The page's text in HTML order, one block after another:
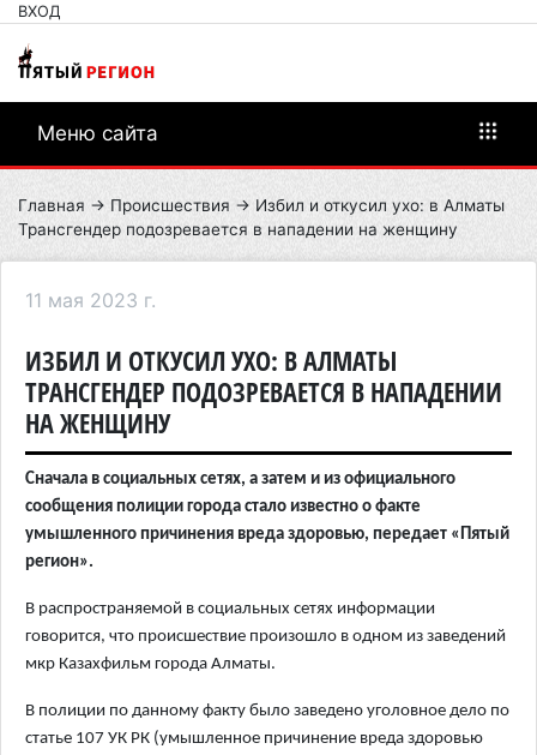
ВХОД
Меню сайта
Главная → Происшествия → Избил и откусил ухо: в Алматы
Трансгендер подозревается в нападении на женщину
11 мая 2023 г.
ИЗБИЛ И ОТКУСИЛ УХО: В АЛМАТЫ
ТРАНСГЕНДЕР ПОДОЗРЕВАЕТСЯ В НАПАДЕНИИ
НА ЖЕНЩИНУ
Сначала в социальных сетях, а затем и из официального
сообщения полиции города стало известно о факте
умышленного причинения вреда здоровью, передает «Пятый
регион».
В распространяемой в социальных сетях информации
говорится, что происшествие произошло в одном из заведений
мкр Казахфильм города Алматы.
В полиции по данному факту было заведено уголовное дело по
статье 107 УК РК (умышленное причинение вреда здоровью